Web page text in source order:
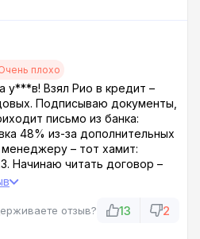
плохо
у***в! Взял Рио в кредит –
Подписываю документы,
письмо из банка:
48% из-за дополнительных
– тот хамит:
Начинаю читать договор –
плата за
требовать расторжения –
отзыв? 13 2